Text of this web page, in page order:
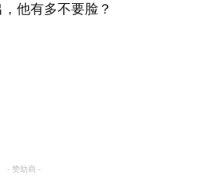
他有多不要脸？
- 赞助商 -